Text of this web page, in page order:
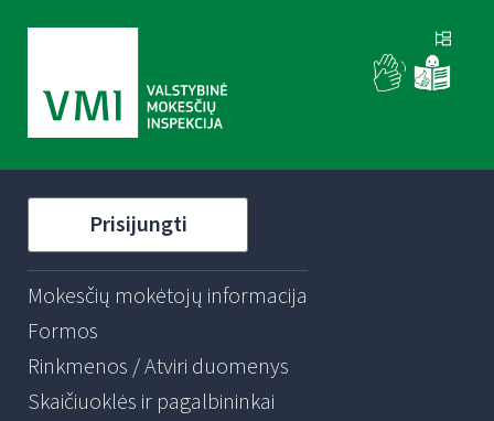
Prisijungti
Mokesčių mokėtojų informacija
Formos
Rinkmenos / Atviri duomenys
Skaičiuoklės ir pagalbininkai